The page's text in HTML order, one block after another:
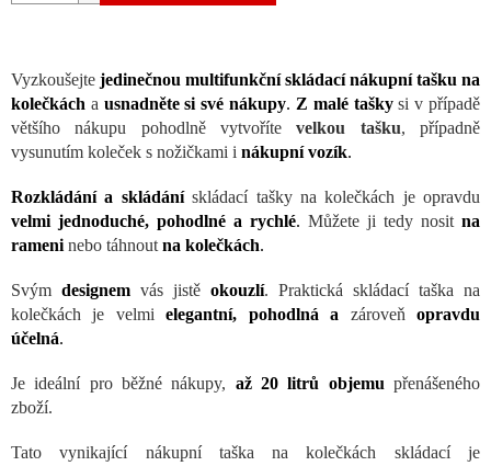
Vyzkoušejte jedinečnou multifunkční skládací nákupní tašku na
kolečkách a usnadněte si své nákupy. Z malé taškysi v případě
většího nákupu pohodlně vytvořítevelkou tašku, případně
vysunutím koleček s nožičkami i nákupní vozík.
Rozkládání a skládánískládací tašky na kolečkách je opravdu
velmi jednoduché, pohodlné a rychlé. Můžete ji tedy nosit na
rameni nebo táhnout na kolečkách.
Svým designem vás jistě okouzlí. Praktická skládací taška na
kolečkách je velmielegantní, pohodlná a zároveňopravdu
účelná.
Je ideální pro běžné nákupy, až 20 litrů objemu přenášeného
zboží.
Tato vynikající nákupní taška na kolečkách skládací je